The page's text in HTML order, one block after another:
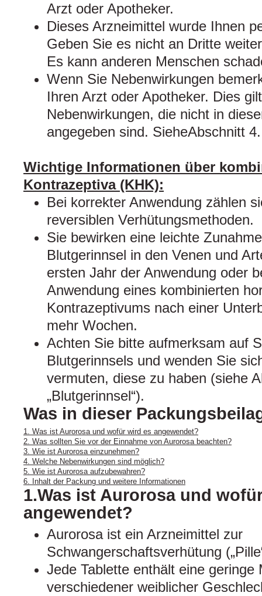
Arzt oder Apotheker.
Dieses Arzneimittel wurde Ihnen
Geben Sie es nicht an Dritte
Es kann anderen Menschen
Wenn Sie Nebenwirkungen
Ihren Arzt oder Apotheker. Dies
Nebenwirkungen, die nicht in
angegeben sind. SieheAbschnitt 4.
Wichtige Informationen über
Kontrazeptiva (KHK):
Bei korrekter Anwendung zählen
reversiblen Verhütungsmethoden.
Sie bewirken eine leichte
Blutgerinnsel in den Venen und
ersten Jahr der Anwendung oder
Anwendung eines kombinierten
Kontrazeptivums nach einer
mehr Wochen.
Achten Sie bitte aufmerksam auf
Blutgerinnsels und wenden Sie
vermuten, diese zu haben (siehe
„Blutgerinnsel“).
Was in dieser
1. Was ist Aurorosa und wofür wird es angewendet?
2. Was sollten Sie vor der Einnahme von Aurorosa beachten?
3. Wie ist Aurorosa einzunehmen?
4. Welche Nebenwirkungen sind möglich?
5. Wie ist Aurorosa aufzubewahren?
6. Inhalt der Packung und weitere Informationen
1.Was ist Aurorosa und
angewendet?
Aurorosa ist ein Arzneimittel zur
Schwangerschaftsverhütung
Jede Tablette enthält eine geringe
verschiedener weiblicher